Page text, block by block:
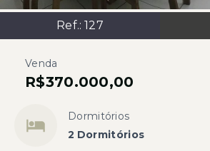
Ref.:127
Venda
R$370.000,00
Dormitórios
2 Dormitórios